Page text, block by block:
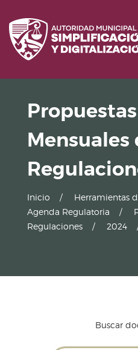
Propuestas
Mensuales
Inicio
Herramientas
Agenda Regulatoria
Regulaciones
2024
Buscar